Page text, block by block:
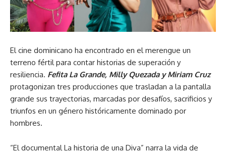
El cine dominicano ha encontrado en el merengue un
terreno fértil para contar historias de superación y
resiliencia. Fefita La Grande, Milly Quezada y Miriam Cruz
protagonizan tres producciones que trasladan a la pantalla
grande sus trayectorias, marcadas por desafíos, sacrificios y
triunfos en un género históricamente dominado por
hombres.
“El documental La historia de una Diva” narra la vida de